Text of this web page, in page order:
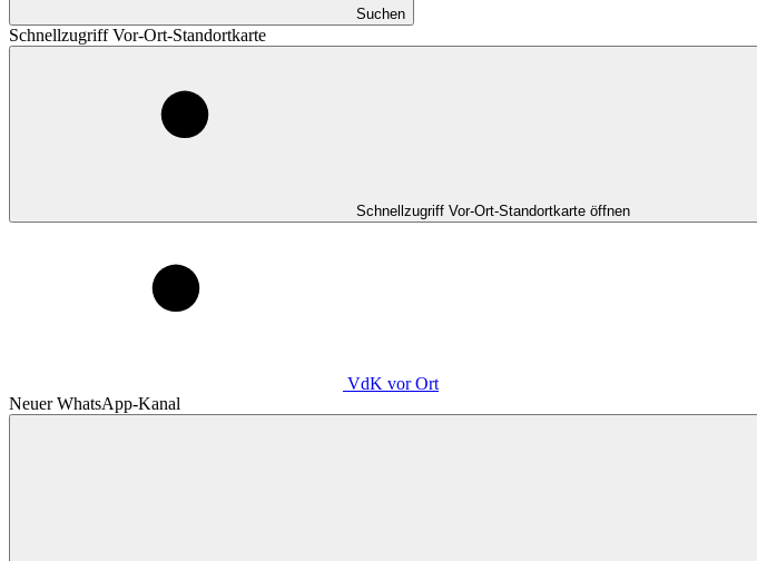
Suchen
Schnellzugriff Vor-Ort-Standortkarte
Schnellzugriff Vor-Ort-Standortkarte öffnen
VdK vor Ort
Neuer WhatsApp-Kanal